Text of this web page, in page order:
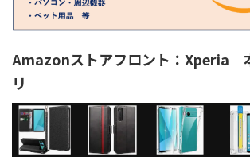
Amazonストアフロント：Xperia
リ